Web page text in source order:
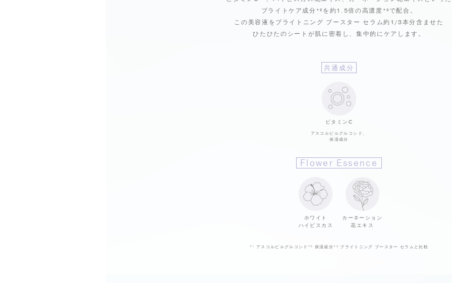
ブライトケア成分*²を約1.5倍の高濃度*³で配合。
この美容液をブライトニング ブースター セラム約1/3本分含ませた
ひたひたのシートが肌に密着し、集中的にケアします。
共通成分
ビタミンC
アスコルビルグルコシド、
保湿成分
Flower Essence
ホワイト
ハイビスカス
カーネーション
花エキス
*¹ アスコルビルグルコシド *² 保湿成分*³ ブライトニング ブースター セラムと比較